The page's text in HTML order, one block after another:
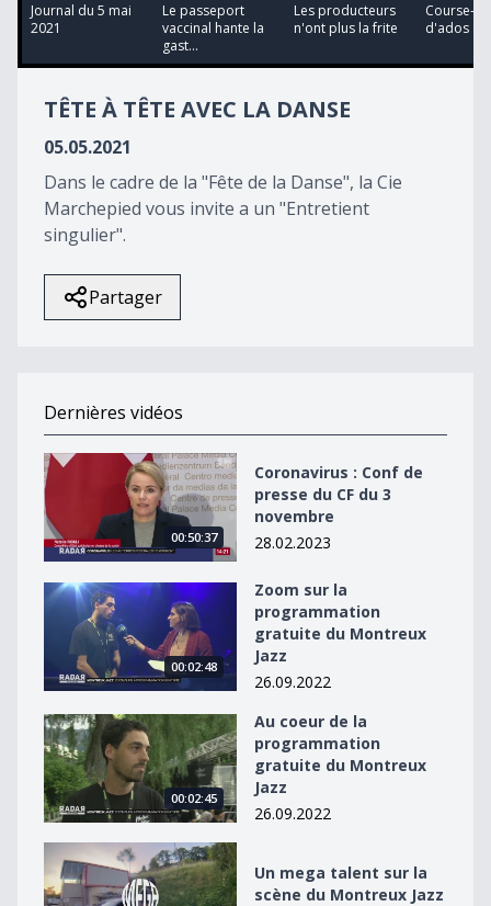
13
minutes,
seconds
Journal du 5 mai
2021
Le passeport
vaccinal hante la
gast...
Les producteurs
n'ont plus la frite
Course-
d'ados à
TÊTE À TÊTE AVEC LA DANSE
05.05.2021
Dans le cadre de la "Fête de la Danse", la Cie
Marchepied vous invite a un "Entretient
singulier".
Partager
Dernières vidéos
Coronavirus : Conf de presse du CF du 3 novembre
00:50:37
Coronavirus : Conf de
presse du CF du 3
novembre
28.02.2023
Zoom sur la programmation gratuite du Montreux
00:02:48
Zoom sur la
programmation
gratuite du Montreux
Jazz
26.09.2022
Au coeur de la programmation gratuite du Montreux
00:02:45
Au coeur de la
programmation
gratuite du Montreux
Jazz
26.09.2022
Un mega talent sur la scène du Montreux Jazz
Un mega talent sur la
scène du Montreux Jazz